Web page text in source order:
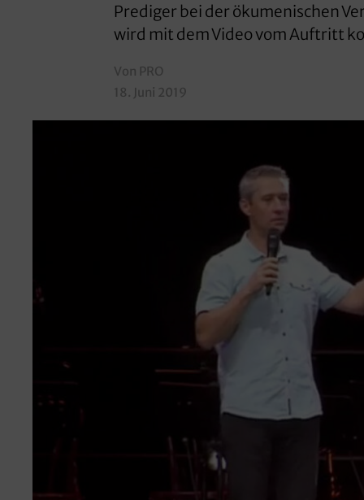
Prediger bei der ökumenischen
wird mit dem Video vom Auftritt
Von PRO
18. Juni 2019